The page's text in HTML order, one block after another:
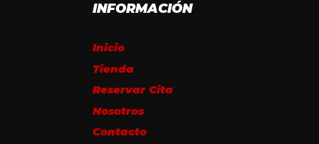
INFORMACIÓN
Inicio
Tienda
Reservar Cita
Nosotros
Contacto